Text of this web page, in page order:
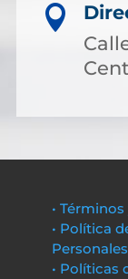

•
• Política
Personales
• Políticas